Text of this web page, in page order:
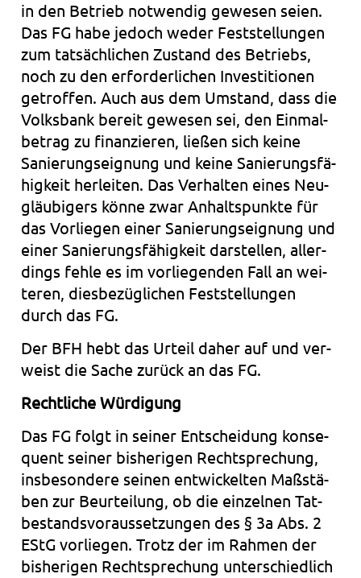
in den Betrieb not­wen­dig gewe­sen seien.
Das FG habe jedoch weder Fest­stel­lun­gen
zum tat­säch­li­chen Zustand des Betriebs,
noch zu den erfor­der­li­chen Inves­ti­tio­nen
getrof­fen. Auch aus dem Umstand, dass die
Volks­bank bereit gewe­sen sei, den Ein­mal­
be­trag zu finan­zie­ren, lie­ßen sich keine
Sanie­rungs­eig­nung und keine Sanie­rungs­fä­
hig­keit her­lei­ten. Das Ver­hal­ten eines Neu­
gläu­bi­gers könne zwar Anhalts­punk­te für
das Vor­lie­gen einer Sanie­rungs­eig­nung und
einer Sanie­rungs­fä­hig­keit dar­stel­len, aller­
dings fehle es im vor­lie­gen­den Fall an wei­
te­ren, dies­be­züg­li­chen Fest­stel­lun­gen
durch das FG.
Der BFH hebt das Urteil daher auf und ver­
weist die Sache zurück an das FG.
Recht­li­che Wür­di­gung
Das FG folgt in sei­ner Ent­schei­dung kon­se­
quent sei­ner bis­he­ri­gen Recht­spre­chung,
ins­be­son­de­re sei­nen ent­wi­ckel­ten Maß­stä­
ben zur Beur­tei­lung, ob die ein­zel­nen Tat­
be­stands­vor­aus­set­zun­gen des § 3a Abs. 2
EStG vor­lie­gen. Trotz der im Rah­men der
bis­he­ri­gen Recht­spre­chung unter­schied­lich